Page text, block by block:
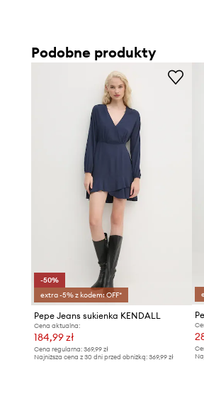
- Wymiary podane dla rozmiaru:
Podobne produkty
-50%
extra -5% z kodem: OFF*
Pepe Jeans sukienka KENDALL
Cena aktualna:
184,99 zł
Cena regularna: 369,99 zł
Najniższa cena z 30 dni przed obniżką: 369,99 zł